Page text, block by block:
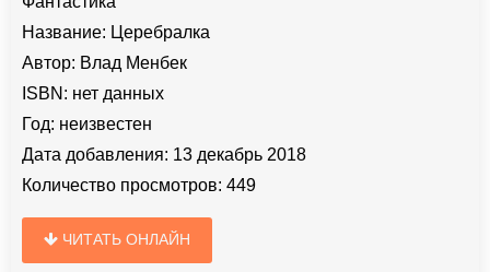
Название: Церебралка
Автор: Влад Менбек
ISBN: нет данных
Год: неизвестен
Дата добавления: 13 декабрь 2018
Количество просмотров: 449
ЧИТАТЬ ОНЛАЙН